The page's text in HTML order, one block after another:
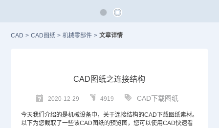
CAD > CAD图纸 > 机械零部件 > 文章详情
CAD图纸之连接结构
2020-12-29 4919 CAD下载图纸
今天我们介绍的是机械设备中，关于连接结构的CAD 下载图纸素材。
以下为您截取了一些该CAD图纸的预览图，您可以使用CAD快速看